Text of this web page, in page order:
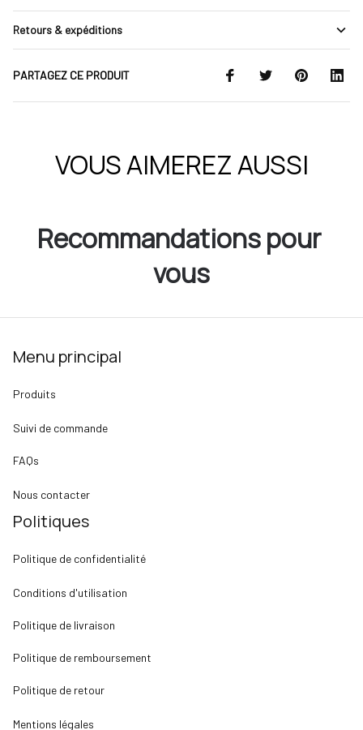
Retours & expéditions
PARTAGEZ CE PRODUIT
VOUS AIMEREZ AUSSI
Recommandations pour
vous
Menu principal
Produits
Suivi de commande
FAQs
Nous contacter
Politiques
Politique de confidentialité
Conditions d'utilisation
Politique de livraison
Politique de remboursement
Politique de retour
Mentions légales